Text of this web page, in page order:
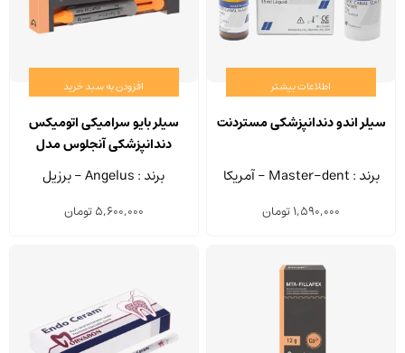
اطلاعات بیشتر
سیلر اندو دندانپزشکی مستردنت
برند : Master-dent - آمریکا
1,590,000تومان
افزودن به سبد خرید
سیلر بایو سرامیکی اتومیکس
دندانپزشکی آنجلوس مدل
MTA-FILLAPEX سرنگ 4 گرم
برند : Angelus - برزیل
5,600,000تومان